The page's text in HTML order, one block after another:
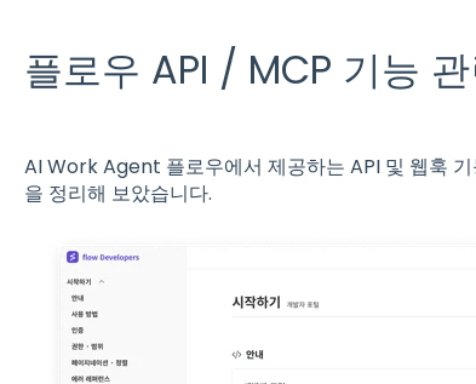
플로우 API / MCP 기능
AI Work Agent 플로우에서 제공하는 API 및 웹훅
을 정리해 보았습니다.